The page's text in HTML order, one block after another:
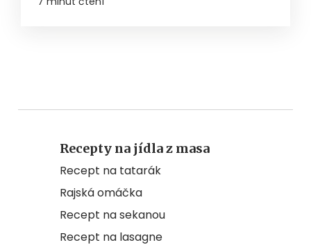
Recepty na jídla z masa
Recept na tatarák
Rajská omáčka
Recept na sekanou
Recept na lasagne